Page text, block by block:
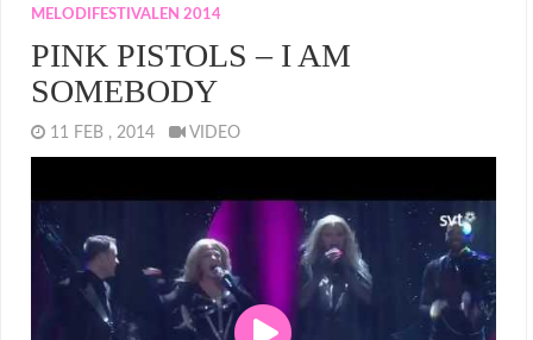
MELODIFESTIVALEN 2014
PINK PISTOLS – I AM
SOMEBODY
11 FEB , 2014 VIDEO